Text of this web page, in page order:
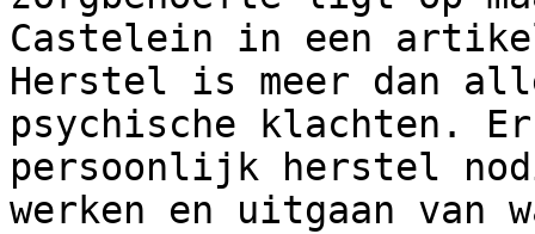
Castelein in een
Herstel is meer dan
psychische klachten.
persoonlijk herstel
werken en uitgaan van